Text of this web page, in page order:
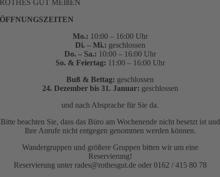
ROTHES GUT MEIßEN
ÖFFNUNGSZEITEN
Mo.: 10:00 – 16:00 Uhr
Di. – Mi.: geschlossen
Do. – Sa.: 10:00 – 16:00 Uhr
So. & Feiertag: 11:00 – 16:00 Uhr
Buß & Bettag: geschlossen
24. Dezember bis 31. Januar: geschlossen
und nach Absprache für Sie da.
Bitte beachten Sie, dass das Büro am Wochenende nicht besetzt ist und
Ihre Anrufe nicht entgegen genommen werden können.
Wandergruppen und größere Gruppen bitten wir um eine
Reservierung!
Reservierung unter rades@rothesgut.de oder 0162 / 415 80 78